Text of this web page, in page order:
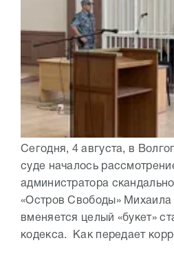
Сегодня, 4 августа, в
суде началось
администратора
«Остров Свободы» Михаила
вменяется целый «букет»
кодекса. Как передает